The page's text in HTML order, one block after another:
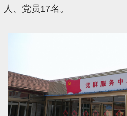
人、党员17名。